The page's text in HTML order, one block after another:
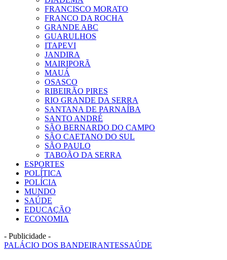
FRANCISCO MORATO
FRANCO DA ROCHA
GRANDE ABC
GUARULHOS
ITAPEVI
JANDIRA
MAIRIPORÃ
MAUÁ
OSASCO
RIBEIRÃO PIRES
RIO GRANDE DA SERRA
SANTANA DE PARNAÍBA
SANTO ANDRÉ
SÃO BERNARDO DO CAMPO
SÃO CAETANO DO SUL
SÃO PAULO
TABOÃO DA SERRA
ESPORTES
POLÍTICA
POLÍCIA
MUNDO
SAÚDE
EDUCAÇÃO
ECONOMIA
- Publicidade -
PALÁCIO DOS BANDEIRANTESSAÚDE